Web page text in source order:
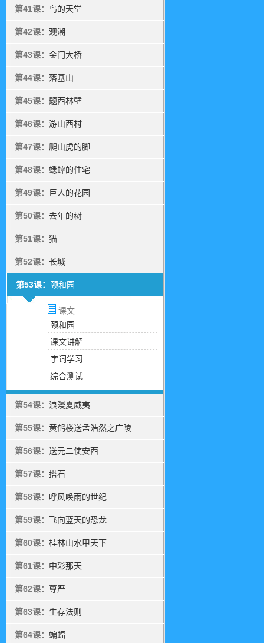
第41课： 鸟的天堂
第42课： 观潮
第43课： 金门大桥
第44课： 落基山
第45课： 题西林壁
第46课： 游山西村
第47课： 爬山虎的脚
第48课： 蟋蟀的住宅
第49课： 巨人的花园
第50课： 去年的树
第51课： 猫
第52课： 长城
第53课： 颐和园
课文
颐和园
课文讲解
字词学习
综合测试
第54课： 浪漫夏威夷
第55课： 黄鹤楼送孟浩然之广陵
第56课： 送元二使安西
第57课： 搭石
第58课： 呼风唤雨的世纪
第59课： 飞向蓝天的恐龙
第60课： 桂林山水甲天下
第61课： 中彩那天
第62课： 尊严
第63课： 生存法则
第64课： 蝙蝠